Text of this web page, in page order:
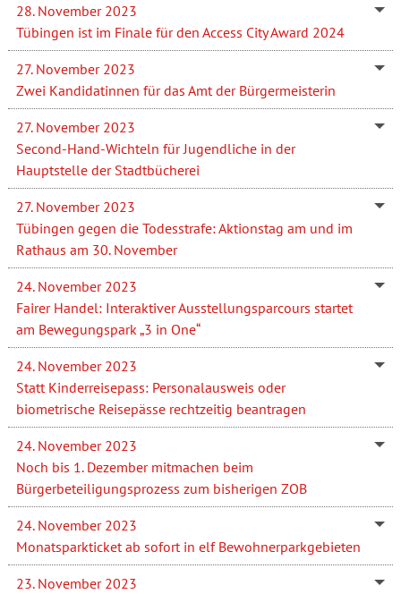
28. November 2023
Tübingen ist im Finale für den Access City Award 2024
27. November 2023
Zwei Kandidatinnen für das Amt der Bürgermeisterin
27. November 2023
Second-Hand-Wichteln für Jugendliche in der
Hauptstelle der Stadtbücherei
27. November 2023
Tübingen gegen die Todesstrafe: Aktionstag am und im
Rathaus am 30. November
24. November 2023
Fairer Handel: Interaktiver Ausstellungsparcours startet
am Bewegungspark „3 in One“
24. November 2023
Statt Kinderreisepass: Personalausweis oder
biometrische Reisepässe rechtzeitig beantragen
24. November 2023
Noch bis 1. Dezember mitmachen beim
Bürgerbeteiligungsprozess zum bisherigen ZOB
24. November 2023
Monatsparkticket ab sofort in elf Bewohnerparkgebieten
23. November 2023